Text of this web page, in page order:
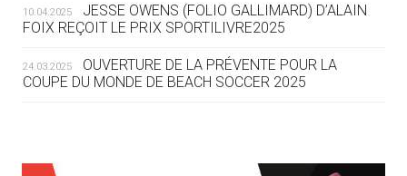
LE COJOP A TROUVÉ SON VILLAGE
OLYMPIQUE LYONNAIS
04.08 — ALLEMAGNE
10.04.2025
JESSE OWENS (FOLIO GALLIMARD) D’ALAIN
FOIX REÇOIT LE PRIX SPORTILIVRE2025
24.03.2025
OUVERTURE DE LA PRÉVENTE POUR LA
COUPE DU MONDE DE BEACH SOCCER 2025